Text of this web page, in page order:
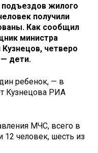
подъездов жилого
получили
Как сообщил
министра
четверо
дети.
ребенок, — в
Кузнецова РИА
МЧС, всего в
12 человек, шесть из